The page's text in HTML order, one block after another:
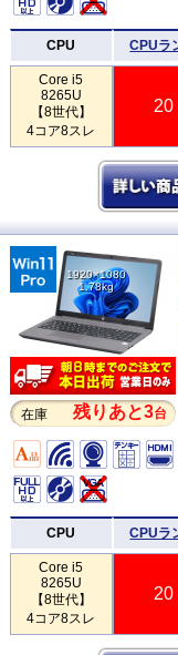
CPU CPUラ
Core i5
8265U
【8世代】
4コア8スレ
20
1920×1080
1.78kg
在庫 残りあと3台
CPU CPUラ
Core i5
8265U
【8世代】
4コア8スレ
20